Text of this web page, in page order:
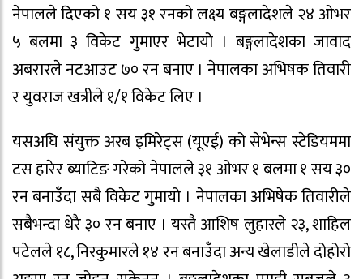
नेपालले दिएको १ सय ३१ रनको लक्ष्य बङ्गलादेशले २४ ओभर
५ बलमा ३ विकेट गुमाएर भेटायो । बङ्गलादेशका जावाद
अबरारले नटआउट ७० रन बनाए । नेपालका अभिषक तिवारी
र युवराज खत्रीले १/१ विकेट लिए ।
यसअघि संयुक्त अरब इमिरेट्स (यूएई) को सेभेन्स स्टेडियममा
टस हारेर ब्याटिङ गरेको नेपालले ३१ ओभर १ बलमा १ सय ३०
रन बनाउँदा सबै विकेट गुमायो । नेपालका अभिषेक तिवारीले
सबैभन्दा धेरै ३० रन बनाए । यस्तै आशिष लुहारले २३, शाहिल
पटेलले १८, निरकुमारले १४ रन बनाउँदा अन्य खेलाडीले दोहोरो